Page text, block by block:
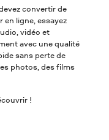
convertir de
ligne, essayez
vidéo et
avec une qualité
sans perte de
photos, des films
!